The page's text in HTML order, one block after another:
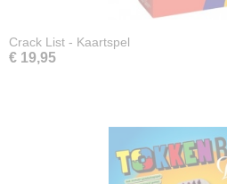
Crack List - Kaartspel
€ 19,95